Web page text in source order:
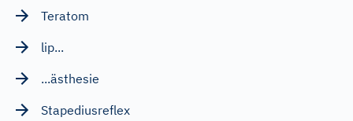
Teratom
lip...
...ästhesie
Stapediusreflex